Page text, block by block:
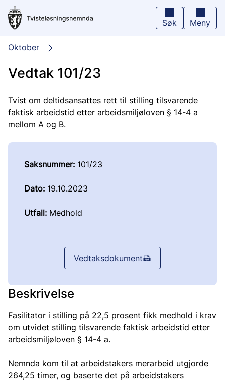
Hopp
hovedinnhold
Søk Meny
Oktober
Vedtak 101/23
Tvist om deltidsansattes rett til stilling tilsvarende
faktisk arbeidstid etter arbeidsmiljøloven § 14-4 a
mellom A og B.
Saksnummer: 101/23
Dato: 19.10.2023
Utfall: Medhold
Vedtaksdokument
Beskrivelse
Fasilitator i stilling på 22,5 prosent fikk medhold i krav
om utvidet stilling tilsvarende faktisk arbeidstid etter
arbeidsmiljøloven § 14-4 a.
Nemnda kom til at arbeidstakers merarbeid utgjorde
264,25 timer, og baserte det på arbeidstakers